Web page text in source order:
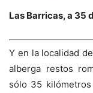
Las Barricas, a 35
Y en la localidad
alberga restos
sólo 35